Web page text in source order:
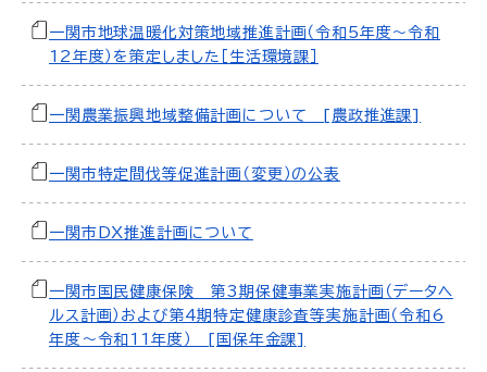
一関市地球温暖化対策地域推進計画（令和5年度～令和
12年度）を策定しました［生活環境課］
一関農業振興地域整備計画について [農政推進課]
一関市特定間伐等促進計画（変更）の公表
一関市DX推進計画について
一関市国民健康保険 第3期保健事業実施計画（データヘ
ルス計画）および第4期特定健康診査等実施計画（令和6
年度～令和11年度） [国保年金課]